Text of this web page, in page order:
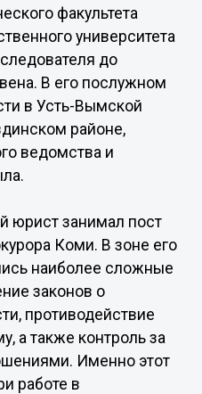
факультета
университета
до
В его послужном
в Усть-Вымской
районе,
ведомства и
юрист занимал пост
Коми. В зоне его
наиболее сложные
законов о
противодействие
а также контроль за
Именно этот
работе в